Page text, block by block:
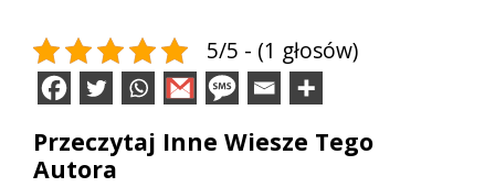
5/5 - (1 głosów)
Przeczytaj Inne Wiesze Tego
Autora